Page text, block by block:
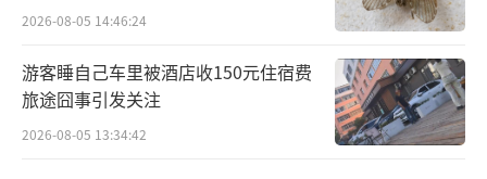
2026-08-05 14:46:24
游客睡自己车里被酒店收150元住宿费
旅途囧事引发关注
2026-08-05 13:34:42